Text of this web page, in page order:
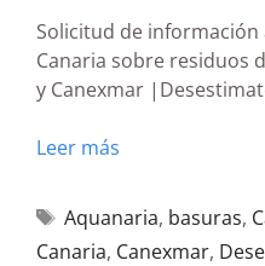
Solicitud de información
Canaria sobre residuos
y Canexmar
Leer más
Aquanaria, basuras,
Canaria, Canexmar,